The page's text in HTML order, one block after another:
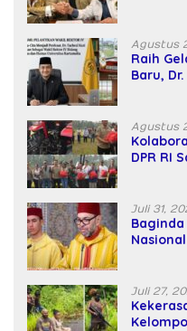
Agustus
Raih
Baru,
Agustus
DPR RI
Juli 31,
Juli 27,